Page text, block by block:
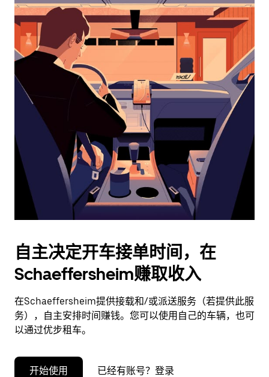
浏
日
并
期。
按
退
闭
日
历。
自主决定开车接单时间，在
Schaeffersheim赚取收入
在Schaeffersheim提供接载和/或派送服务（若提供此服
务），自主安排时间赚钱。您可以使用自己的车辆，也可
以通过优步租车。
开始使用 已经有账号？登录